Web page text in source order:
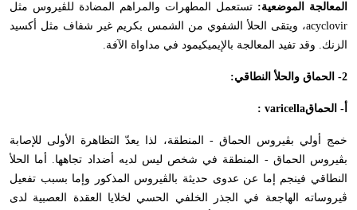
المعالجة الموضعية: تستعمل المطهرات والمراهم المضادة للڤيروس مثل
acyclovir، ويتقى الحلأ الشفوي من الشمس بكريم غير شفاف مثل أكسيد
الزنك. وقد تفيد المعالجة بالإيميكيمود في مداواة الآفة.
2- الحماق والحلأ النطاقي:
أ- الحماقvaricella
:
خمج أولي بڤيروس الحماق - المنطقة، لذا يعدّ التظاهرة الأولى للإصابة
بڤيروس الحماق - المنطقة في شخص ليس لديه أضداد تجاهها. أما الحلأ
النطاقي فينجم إما عن عدوى حديثة بالڤيروس المذكور وإما بسبب تفعيل
ڤيروساته الهاجعة في الجذر الخلفي الحسي لخلايا العقدة العصبية لدى